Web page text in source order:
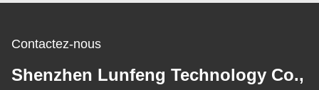
Contactez-nous
Shenzhen Lunfeng Technology Co.,